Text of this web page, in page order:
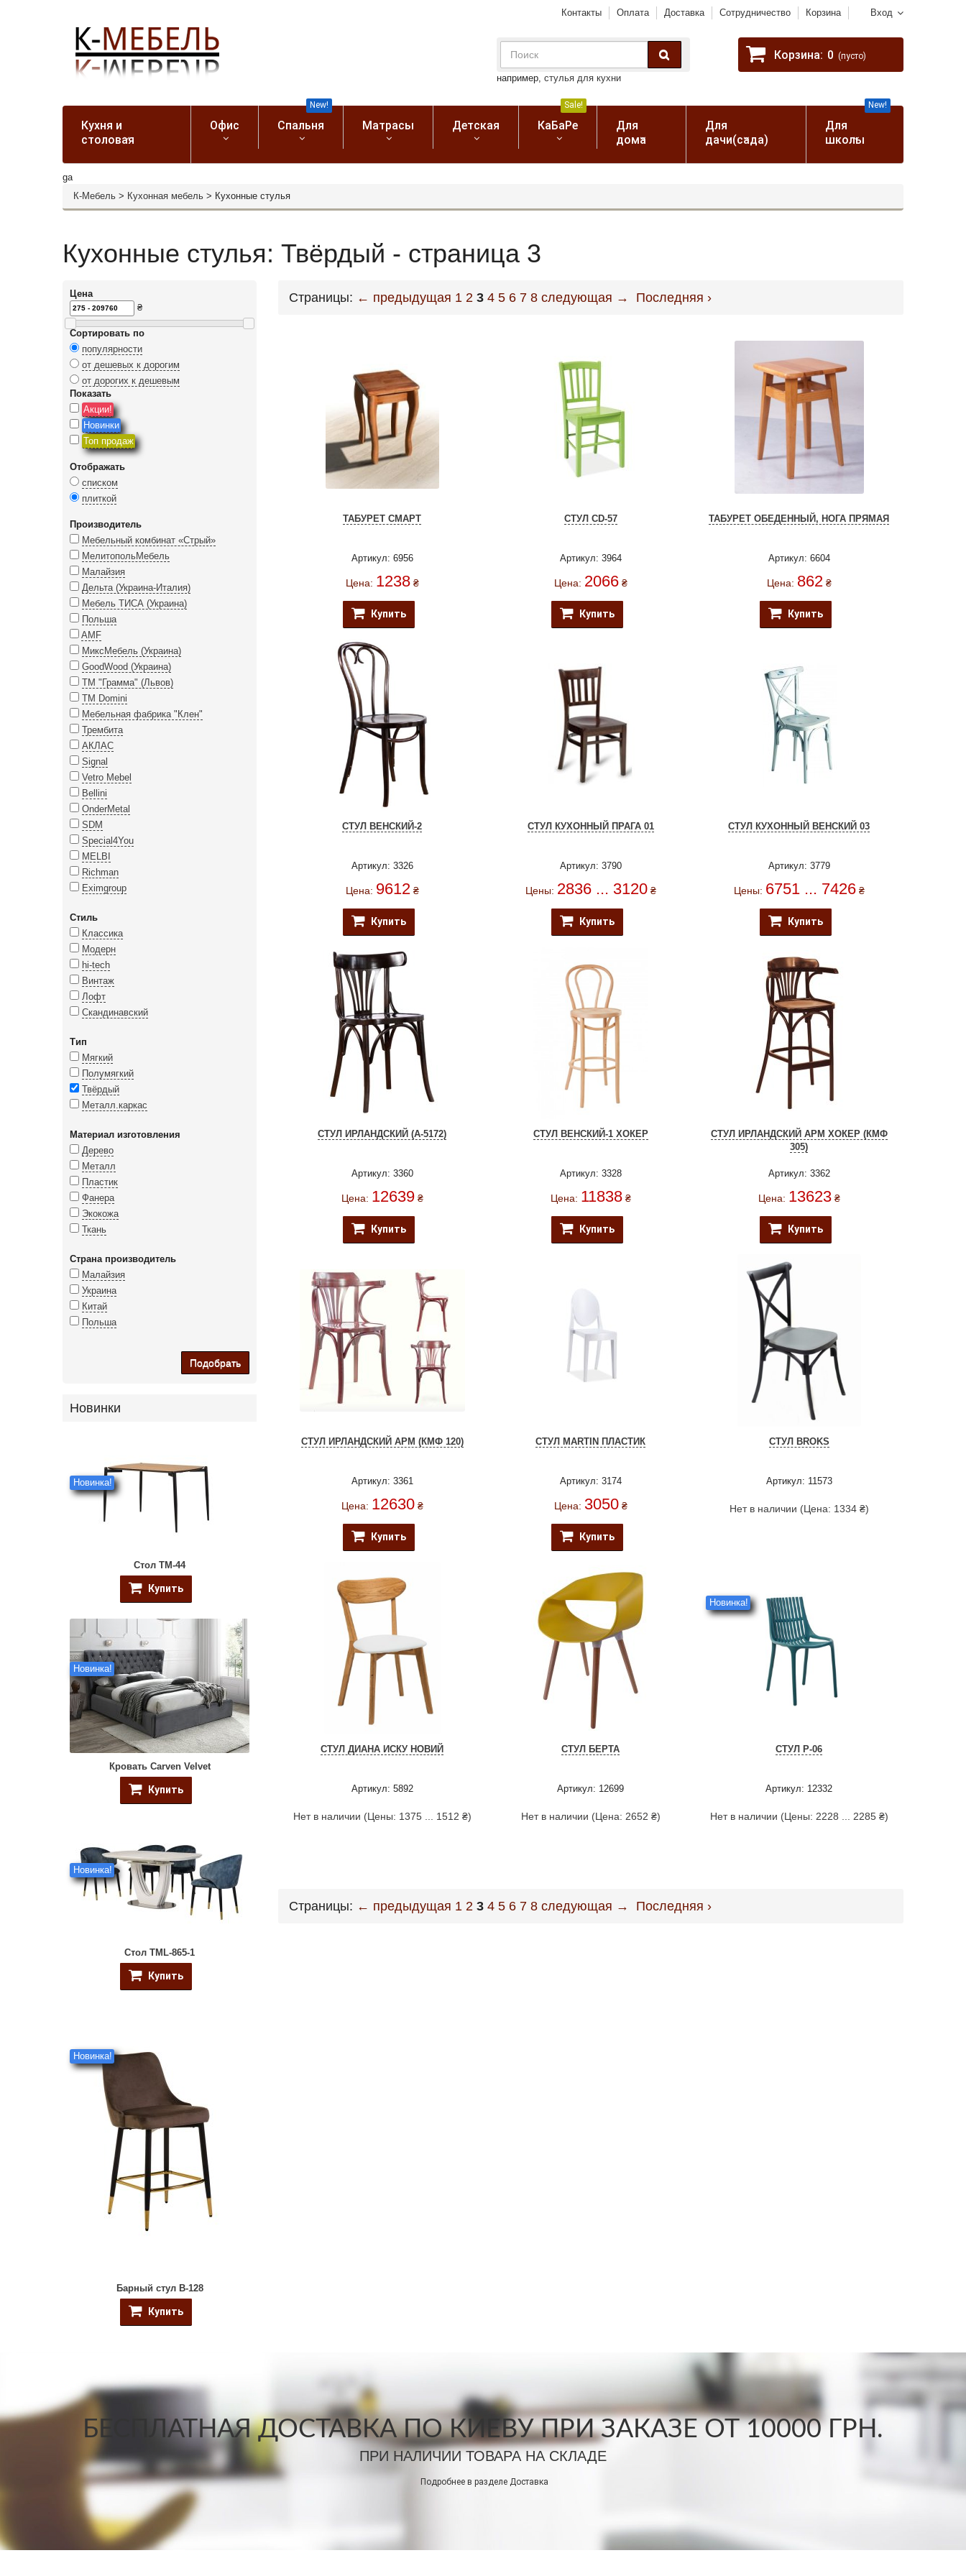
Вход
Контакты Оплата Доставка Сотрудничество Корзина
например, стулья для кухни
Корзина: 0 (пусто)
Кухня и
столовая
Офис Спальня
New!
Матрасы Детская КаБаРе
Sale!
Для
дома
Для
дачи(сада)
Для
школы
New!
ga
К-Мебель > Кухонная мебель > Кухонные стулья
Кухонные стулья: Твёрдый - страница 3
Цена
₴
Сортировать по
популярности
от дешевых к дорогим
от дорогих к дешевым
Показать
Акции!
Новинки
Топ продаж
Отображать
списком
плиткой
Производитель
Мебельный комбинат «Стрый»
МелитопольМебель
Малайзия
Дельта (Украина-Италия)
Мебель ТИСА (Украина)
Польша
AMF
МиксМебель (Украина)
GoodWood (Украина)
ТМ "Грамма" (Львов)
TM Domini
Мебельная фабрика "Клен"
Трембита
АКЛАС
Signal
Vetro Mebel
Bellini
OnderMetal
SDM
Special4You
MELBI
Richman
Eximgroup
Стиль
Классика
Модерн
hi-tech
Винтаж
Лофт
Скандинавский
Тип
Мягкий
Полумягкий
Твёрдый
Металл.каркас
Материал изготовления
Дерево
Металл
Пластик
Фанера
Экокожа
Ткань
Страна производитель
Малайзия
Украина
Китай
Польша
Подобрать
Новинки
Новинка!
Стол ТМ-44
Купить
Новинка!
Кровать Carven Velvet
Купить
Новинка!
Стол TML-865-1
Купить
Новинка!
Барный стул B-128
Купить
Страницы: ← предыдущая 1 2 3 4 5 6 7 8 следующая → Последняя ›
ТАБУРЕТ СМАРТ
Артикул: 6956
Цена: 1238 ₴
Купить
СТУЛ CD-57
Артикул: 3964
Цена: 2066 ₴
Купить
ТАБУРЕТ ОБЕДЕННЫЙ, НОГА ПРЯМАЯ
Артикул: 6604
Цена: 862 ₴
Купить
СТУЛ ВЕНСКИЙ-2
Артикул: 3326
Цена: 9612 ₴
Купить
СТУЛ КУХОННЫЙ ПРАГА 01
Артикул: 3790
Цены: 2836 ... 3120 ₴
Купить
СТУЛ КУХОННЫЙ ВЕНСКИЙ 03
Артикул: 3779
Цены: 6751 ... 7426 ₴
Купить
СТУЛ ИРЛАНДСКИЙ (А-5172)
Артикул: 3360
Цена: 12639 ₴
Купить
СТУЛ ВЕНСКИЙ-1 ХОКЕР
Артикул: 3328
Цена: 11838 ₴
Купить
СТУЛ ИРЛАНДСКИЙ АРМ ХОКЕР (КМФ
305)
Артикул: 3362
Цена: 13623 ₴
Купить
СТУЛ ИРЛАНДСКИЙ АРМ (КМФ 120)
Артикул: 3361
Цена: 12630 ₴
Купить
СТУЛ MARTIN ПЛАСТИК
Артикул: 3174
Цена: 3050 ₴
Купить
СТУЛ BROKS
Артикул: 11573
Нет в наличии (Цена: 1334 ₴)
СТУЛ ДИАНА ИСКУ НОВИЙ
Артикул: 5892
Нет в наличии (Цены: 1375 ... 1512 ₴)
СТУЛ БЕРТА
Артикул: 12699
Нет в наличии (Цена: 2652 ₴)
Новинка!
СТУЛ P-06
Артикул: 12332
Нет в наличии (Цены: 2228 ... 2285 ₴)
Страницы: ← предыдущая 1 2 3 4 5 6 7 8 следующая → Последняя ›
БЕСПЛАТНАЯ ДОСТАВКА ПО КИЕВУ ПРИ ЗАКАЗЕ ОТ 10000 ГРН.
ПРИ НАЛИЧИИ ТОВАРА НА СКЛАДЕ
Подробнее в разделе Доставка